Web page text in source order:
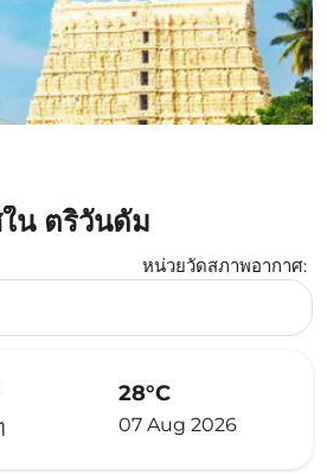
น ตริวันดัม
หน่วยวัดสภาพอากาศ:
เซียส Selected
28°C
07 Aug 2026